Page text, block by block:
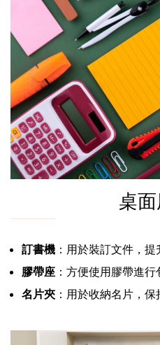
桌
訂書機 ：用於裝訂文件，提
膠帶座 ：方便使用膠帶進行
名片夾 ：用於收納名片，保